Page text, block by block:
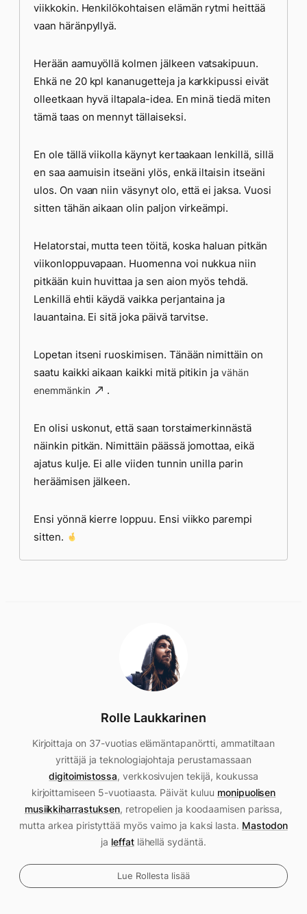
viikkokin. Henkilökohtaisen elämän rytmi heittää
vaan häränpyllyä.
Herään aamuyöllä kolmen jälkeen vatsakipuun.
Ehkä ne 20 kpl kananugetteja ja karkkipussi eivät
olleetkaan hyvä iltapala-idea. En minä tiedä miten
tämä taas on mennyt tällaiseksi.
En ole tällä viikolla käynyt kertaakaan lenkillä, sillä
en saa aamuisin itseäni ylös, enkä iltaisin itseäni
ulos. On vaan niin väsynyt olo, että ei jaksa. Vuosi
sitten tähän aikaan olin paljon virkeämpi.
Helatorstai, mutta teen töitä, koska haluan pitkän
viikonloppuvapaan. Huomenna voi nukkua niin
pitkään kuin huvittaa ja sen aion myös tehdä.
Lenkillä ehtii käydä vaikka perjantaina ja
lauantaina. Ei sitä joka päivä tarvitse.
Lopetan itseni ruoskimisen. Tänään nimittäin on
saatu kaikki aikaan kaikki mitä pitikin javähän
enemmänkin
.
En olisi uskonut, että saan torstaimerkinnästä
näinkin pitkän. Nimittäin päässä jomottaa, eikä
ajatus kulje. Ei alle viiden tunnin unilla parin
heräämisen jälkeen.
Ensi yönnä kierre loppuu. Ensi viikko parempi
sitten.
Rolle Laukkarinen
Kirjoittaja on 37-vuotias elämäntapanörtti, ammatiltaan
yrittäjä ja teknologiajohtaja perustamassaan
digitoimistossa, verkkosivujen tekijä, koukussa
kirjoittamiseen 5-vuotiaasta. Päivät kuluu monipuolisen
musiikkiharrastuksen, retropelien ja koodaamisen parissa,
mutta arkea piristyttää myös vaimo ja kaksi lasta. Mastodon
ja leffatlähellä sydäntä.
Lue Rollesta lisää